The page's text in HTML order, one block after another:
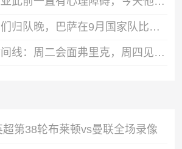
弗里克：国脚们归队晚，巴萨在9月国家队比赛日前都无法达到100%
阿劳霍外租时间线：周二会面弗里克，周四见利物浦，周五晚间敲定
第38轮布莱顿vs曼联全场录像